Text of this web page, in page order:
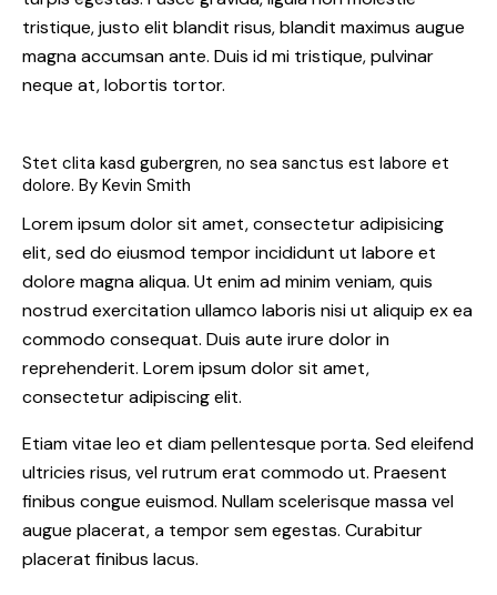
tristique, justo elit blandit risus, blandit maximus augue
magna accumsan ante. Duis id mi tristique, pulvinar
neque at, lobortis tortor.
Stet clita kasd gubergren, no sea sanctus est labore et
dolore. By Kevin Smith
Lorem ipsum dolor sit amet, consectetur adipisicing
elit, sed do eiusmod tempor incididunt ut labore et
dolore magna aliqua. Ut enim ad minim veniam, quis
nostrud exercitation ullamco laboris nisi ut aliquip ex ea
commodo consequat. Duis aute irure dolor in
reprehenderit. Lorem ipsum dolor sit amet,
consectetur adipiscing elit.
Etiam vitae leo et diam pellentesque porta. Sed eleifend
ultricies risus, vel rutrum erat commodo ut. Praesent
finibus congue euismod. Nullam scelerisque massa vel
augue placerat, a tempor sem egestas. Curabitur
placerat finibus lacus.